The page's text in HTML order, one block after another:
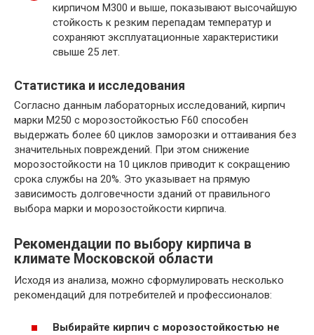
кирпичом М300 и выше, показывают высочайшую
стойкость к резким перепадам температур и
сохраняют эксплуатационные характеристики
свыше 25 лет.
Статистика и исследования
Согласно данным лабораторных исследований, кирпич
марки М250 с морозостойкостью F60 способен
выдержать более 60 циклов заморозки и оттаивания без
значительных повреждений. При этом снижение
морозостойкости на 10 циклов приводит к сокращению
срока службы на 20%. Это указывает на прямую
зависимость долговечности зданий от правильного
выбора марки и морозостойкости кирпича.
Рекомендации по выбору кирпича в
климате Московской области
Исходя из анализа, можно сформулировать несколько
рекомендаций для потребителей и профессионалов:
Выбирайте кирпич с морозостойкостью не